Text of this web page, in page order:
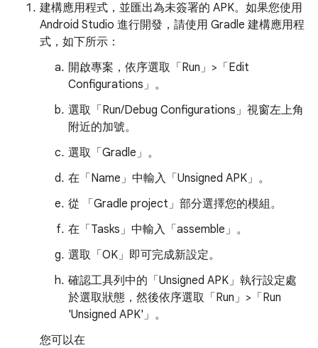
建構應用程式，並匯出為未簽署的 APK。如果您使用
Android Studio 進行開發，請使用 Gradle 建構應用程
式，如下所示：
開啟專案，依序選取「Run」>「Edit
Configurations」 。
選取「Run/Debug Configurations」 視窗左上角
附近的加號。
選取「Gradle」 。
在「Name」 中輸入「Unsigned APK」。
從 「Gradle project」 部分選擇您的模組。
在「Tasks」 中輸入「assemble」。
選取「OK」 即可完成新設定。
確認工具列中的「Unsigned APK」 執行設定處
於選取狀態，然後依序選取「Run」>「Run
'Unsigned APK'」 。
您可以在